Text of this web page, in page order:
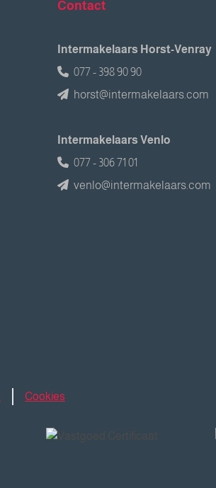
Contact
Intermakelaars Horst-Venray
077 - 398 90 90
horst@intermakelaars.com
Intermakelaars Venlo
077 - 306 71 01
venlo@intermakelaars.com
Cookies